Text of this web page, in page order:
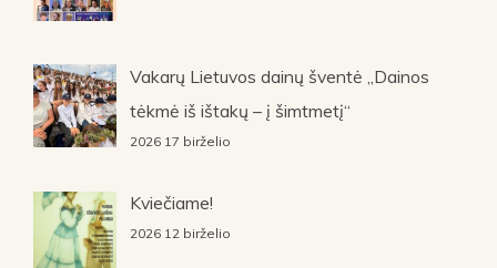
Vakarų Lietuvos dainų šventė „Dainos
tėkmė iš ištakų – į šimtmetį“
2026 17 birželio
Kviečiame!
2026 12 birželio